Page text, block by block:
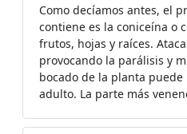
Como decíamos antes, el
contiene es la coniceína o
frutos, hojas y raíces.
provocando la parálisis y
bocado de la planta
adulto. La parte más